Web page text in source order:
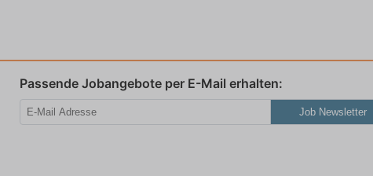
Passende Jobangebote per E-Mail erhalten:
Job Newsletter